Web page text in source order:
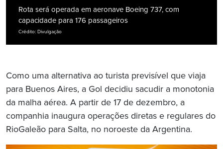
Rota será operada em aeronave Boeing 737, com
capacidade para 176 passageiros
Crédito: Divulgação
Como uma alternativa ao turista previsível que viaja
para Buenos Aires, a Gol decidiu sacudir a monotonia
da malha aérea. A partir de 17 de dezembro, a
companhia inaugura operações diretas e regulares do
RioGaleão para Salta, no noroeste da Argentina.